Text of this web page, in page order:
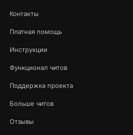
Контакты
Платная помощь
Инструкции
Функционал читов
Поддержка проекта
Больше читов
Отзывы